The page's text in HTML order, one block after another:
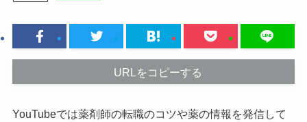
URLをコピーする
YouTubeでは薬剤師の転職のコツや薬の情報を発信して